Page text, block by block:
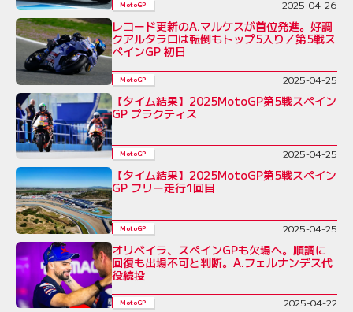
MotoGP 2025-04-26
レコード更新のA.マルケスが首位発進。好調
クアルタラロは転倒もトップ5入り／第5戦ス
ペインGP 初日
MotoGP 2025-04-25
【タイム結果】2025MotoGP第5戦スペイン
GP プラクティス
MotoGP 2025-04-25
【タイム結果】2025MotoGP第5戦スペイン
GP フリー走行1回目
MotoGP 2025-04-25
オリベイラ、スペインGPも欠場へ。順調に
回復も出場不可と判断。A.フェルナンデス代
役続投
MotoGP 2025-04-22